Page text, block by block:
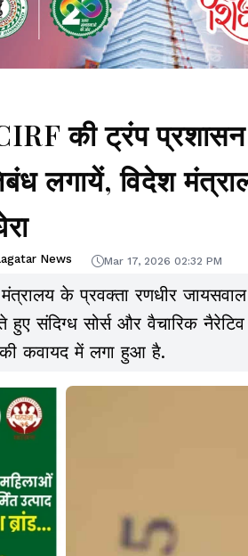
की ट्रंप
लगायें, विदेश
News Mar 17, 2026 02:32 PM
के प्रवक्ता रणधीर
हुए संदिग्ध सोर्स और वैचारिक
कवायद में लगा हुआ है.